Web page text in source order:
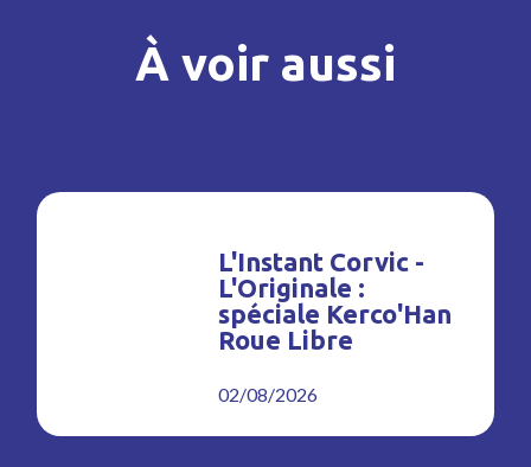
À voir aussi
L'Instant Corvic -
L'Originale :
spéciale Kerco'Han
Roue Libre
02/08/2026